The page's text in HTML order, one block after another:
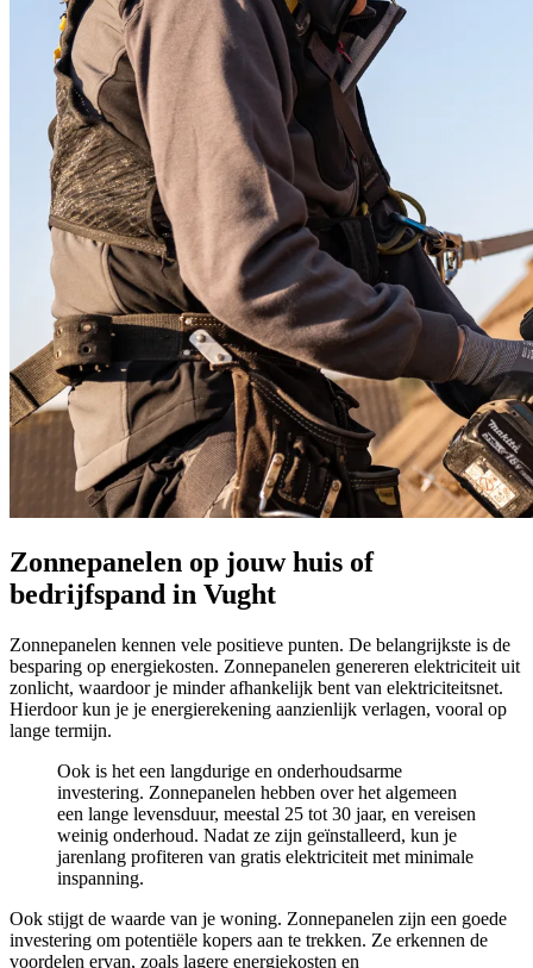
Zonnepanelen op jouw huis of
bedrijfspand in Vught
Zonnepanelen kennen vele positieve punten. De belangrijkste is de
besparing op energiekosten. Zonnepanelen genereren elektriciteit uit
zonlicht, waardoor je minder afhankelijk bent van elektriciteitsnet.
Hierdoor kun je je energierekening aanzienlijk verlagen, vooral op
lange termijn.
Ook is het een langdurige en onderhoudsarme
investering. Zonnepanelen hebben over het algemeen
een lange levensduur, meestal 25 tot 30 jaar, en vereisen
weinig onderhoud. Nadat ze zijn geïnstalleerd, kun je
jarenlang profiteren van gratis elektriciteit met minimale
inspanning.
Ook stijgt de waarde van je woning. Zonnepanelen zijn een goede
investering om potentiële kopers aan te trekken. Ze erkennen de
voordelen ervan, zoals lagere energiekosten en